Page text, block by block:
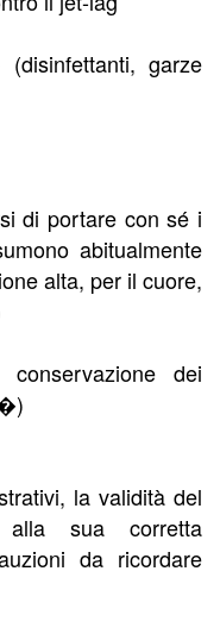
garze
di portare con sé i
abitualmente
alta, per il cuore,
dei
la validità del
sua corretta
da ricordare